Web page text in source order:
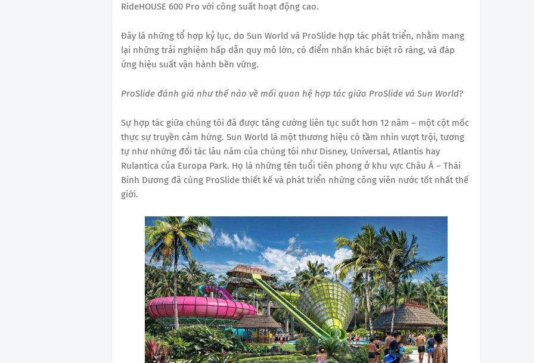
RideHOUSE 600 Pro với công suất hoạt động cao.
Đây là những tổ hợp kỷ lục, do Sun World và ProSlide hợp tác phát triển, nhằm mang
lại những trải nghiệm hấp dẫn quy mô lớn, có điểm nhấn khác biệt rõ ràng, và đáp
ứng hiệu suất vận hành bền vững.
ProSlide đánh giá như thế nào về mối quan hệ hợp tác giữa ProSlide và Sun World?
Sự hợp tác giữa chúng tôi đã được tăng cường liên tục suốt hơn 12 năm – một cột mốc
thực sự truyền cảm hứng. Sun World là một thương hiệu có tầm nhìn vượt trội, tương
tự như những đối tác lâu năm của chúng tôi như Disney, Universal, Atlantis hay
Rulantica của Europa Park. Họ là những tên tuổi tiên phong ở khu vực Châu Á – Thái
Bình Dương đã cùng ProSlide thiết kế và phát triển những công viên nước tốt nhất thế
giới.